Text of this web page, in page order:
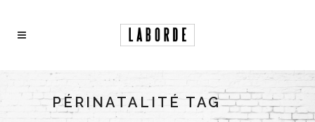
PÉRINATALITÉ TAG